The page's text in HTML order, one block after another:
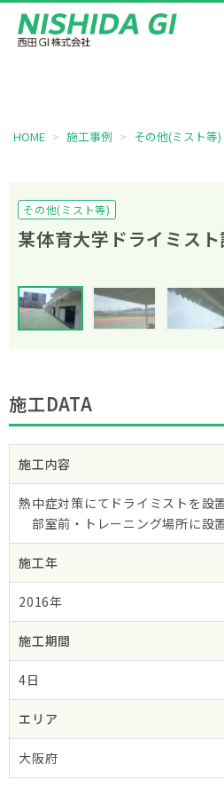
HOME 施工事例 その他(ミスト等)
その他(ミスト等)
某体育大学ドライミス
施工DATA
施工内容
熱中症対策にてドライミストを設
部室前・トレーニング場所に設
施工年
2016年
施工期間
4日
エリア
大阪府